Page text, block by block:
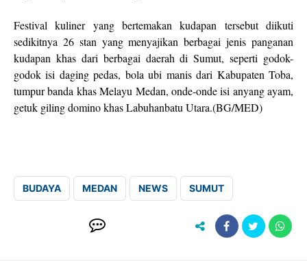
Festival kuliner yang bertemakan kudapan tersebut diikuti
sedikitnya 26 stan yang menyajikan berbagai jenis panganan
kudapan khas dari berbagai daerah di Sumut, seperti godok-
godok isi daging pedas, bola ubi manis dari Kabupaten Toba,
tumpur banda khas Melayu Medan, onde-onde isi anyang ayam,
getuk giling domino khas Labuhanbatu Utara.(BG/MED)
BUDAYA MEDAN NEWS SUMUT